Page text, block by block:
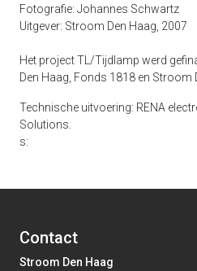
Fotografie: Johannes Schwartz
Uitgever: Stroom Den Haag, 2007
Het project TL/Tijdlamp werd
Den Haag, Fonds 1818 en Stroom
Technische uitvoering: RENA
Solutions.
s:
Contact
Stroom Den Haag